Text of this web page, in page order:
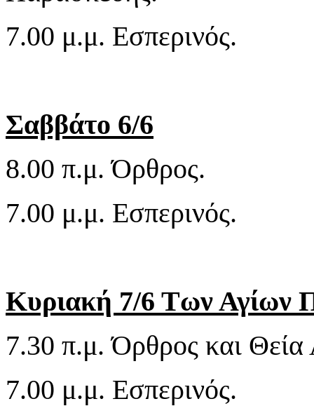
7.00 μ.μ. Εσπερινός.
Σαββάτο 6/6
8.00 π.μ. Όρθρος.
7.00 μ.μ. Εσπερινός.
Κυριακή 7/6 Των Αγίων
7.30 π.μ. Όρθρος και Θεία
7.00 μ.μ. Εσπερινός.